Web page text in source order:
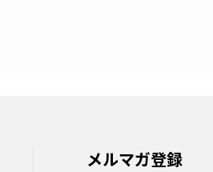
メルマガ登録